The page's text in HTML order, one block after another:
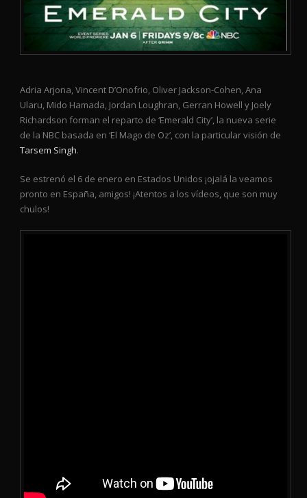
Adria Arjona, Vincent D’Onofrio, Oliver Jackson-Cohen, Ana
Ularu, Mido Hamada, Jordan Loughran, Gerran Howell y Joely
Richardson forman el reparto de ‘Emerald City’, la nueva serie
de la NBC basada en ‘El Mago de Oz’, con la particular visión de
Tarsem Singh.
Se estrenó el 6 de enero en Estados Unidos ¡ojalá la veamos
pronto en España, amigos! ¡Atentos a los vídeos, que son muy
chulos!